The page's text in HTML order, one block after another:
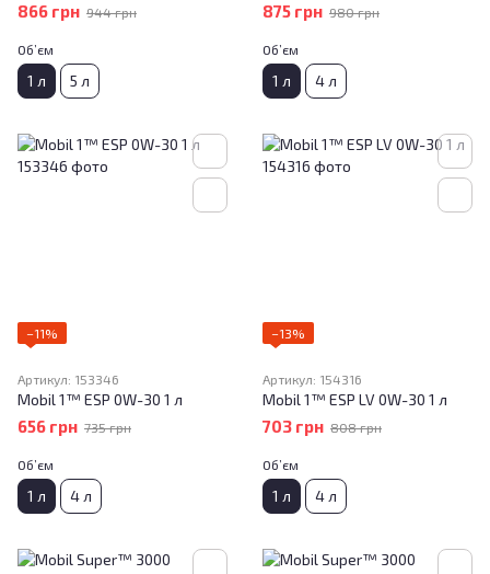
866 грн 944 грн
Об’єм
1 л 5 л
875 грн 980 грн
Об’єм
1 л 4 л
−11%
Артикул: 153346
Mobil 1™ ESP 0W-30 1 л
656 грн 735 грн
Об’єм
1 л 4 л
−13%
Артикул: 154316
Mobil 1™ ESP LV 0W-30 1 л
703 грн 808 грн
Об’єм
1 л 4 л